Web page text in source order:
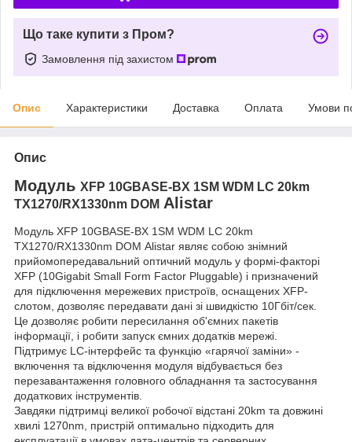
Що таке купити з Пром?
Замовлення під захистом
Опис Характеристики Доставка Оплата Умови
Опис
Модуль XFP 10GBASE-BX 1SM WDM LC 20km
TX1270/RX1330nm DOM Alistar
Модуль XFP 10GBASE-BX 1SM WDM LC 20km
TX1270/RX1330nm DOM Alistar являє собою знімний
прийомопередавальний оптичний модуль у формі-факторі
XFP (10Gigabit Small Form Factor Pluggable) і призначений
для підключення мережевих пристроїв, оснащених XFP-
слотом, дозволяє передавати дані зі швидкістю 10Гбiт/сек.
Це дозволяє робити пересилання об'ємних пакетів
інформації, і робити запуск ємних додатків мережі.
Підтримує LC-інтерфейс та функцію «гарячої заміни» -
включення та відключення модуля відбувається без
перезавантаження головного обладнання та застосування
додаткових інструментів.
Завдяки підтримці великої робочої відстані 20km та довжині
хвилі 1270nm, пристрій оптимально підходить для